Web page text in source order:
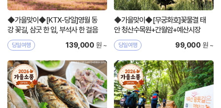
◆가을맞이◆[KTX-당일]영월 동
강 꽃길, 삼굿 한 입, 부석사 한 걸음
당일여행 139,000원 ~
◆가을맞이◆[무궁화호]꽃물결 태
안 청산수목원+간월암+예산시장
당일여행 99,000원 ~